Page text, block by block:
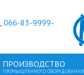
,066-83-9999-
ПРОИЗВОДСТВО
ПРОМЫШЛЕННОГО ОБОРУДОВАНИЯ